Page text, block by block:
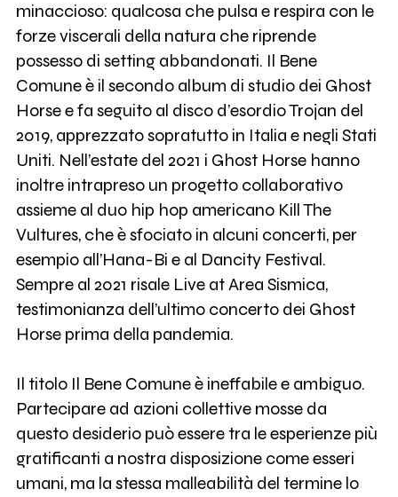
minaccioso: qualcosa che pulsa e respira con le
forze viscerali della natura che riprende
possesso di setting abbandonati. Il Bene
Comune è il secondo album di studio dei Ghost
Horse e fa seguito al disco d’esordio Trojan del
2019, apprezzato sopratutto in Italia e negli Stati
Uniti. Nell’estate del 2021 i Ghost Horse hanno
inoltre intrapreso un progetto collaborativo
assieme al duo hip hop americano Kill The
Vultures, che è sfociato in alcuni concerti, per
esempio all’Hana-Bi e al Dancity Festival.
Sempre al 2021 risale Live at Area Sismica,
testimonianza dell’ultimo concerto dei Ghost
Horse prima della pandemia.
Il titolo Il Bene Comune è ineffabile e ambiguo.
Partecipare ad azioni collettive mosse da
questo desiderio può essere tra le esperienze più
gratificanti a nostra disposizione come esseri
umani, ma la stessa malleabilità del termine lo